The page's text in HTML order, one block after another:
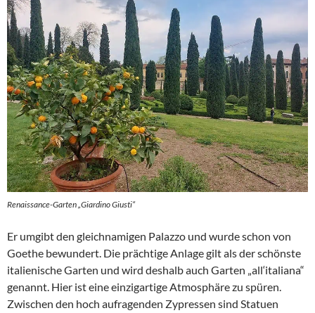
Renaissance-Garten „Giardino Giusti“
Er umgibt den gleichnamigen Palazzo und wurde schon von
Goethe bewundert. Die prächtige Anlage gilt als der schönste
italienische Garten und wird deshalb auch Garten „all‘italiana“
genannt. Hier ist eine einzigartige Atmosphäre zu spüren.
Zwischen den hoch aufragenden Zypressen sind Statuen